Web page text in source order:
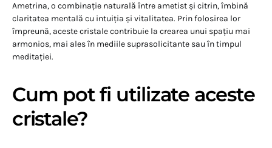
Ametrina, o combinație naturală între ametist și citrin, îmbină
claritatea mentală cu intuiția și vitalitatea. Prin folosirea lor
împreună, aceste cristale contribuie la crearea unui spațiu mai
armonios, mai ales în mediile suprasolicitante sau în timpul
meditației.
Cum pot fi utilizate aceste
cristale?